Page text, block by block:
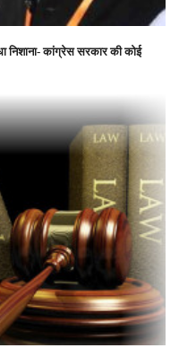
निशाना- कांग्रेस सरकार की कोई